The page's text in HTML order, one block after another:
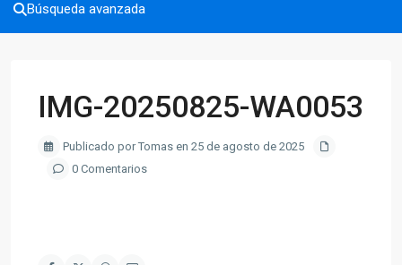
Búsqueda avanzada
IMG-20250825-WA0053
Publicado por Tomas en 25 de agosto de 2025
0 Comentarios